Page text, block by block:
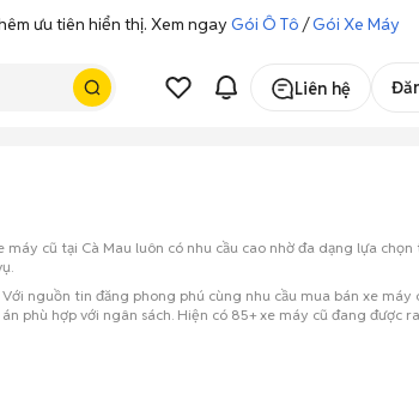
ưu tiên hiển thị. Xem ngayGói Ô Tô /Gói Xe Máy
Liên hệ
cũ tại Cà Mau luôn có nhu cầu cao nhờ đa dạng lựa chọn
nguồn tin đăng phong phú cùng nhu cầu mua bán xe máy
phù hợp với ngân sách. Hiện có 85+ xe máy cũ đang được